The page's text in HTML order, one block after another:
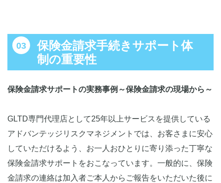
保険金請求手続きサポート体
制の重要性
保険金請求サポートの実務事例～保険金請求の現場から～
GLTD専門代理店として25年以上サービスを提供している
アドバンテッジリスクマネジメントでは、お客さまに安心
していただけるよう、お一人おひとりに寄り添った丁寧な
保険金請求サポートをおこなっています。一般的に、保険
金請求の連絡は加入者ご本人からご報告をいただいた後に